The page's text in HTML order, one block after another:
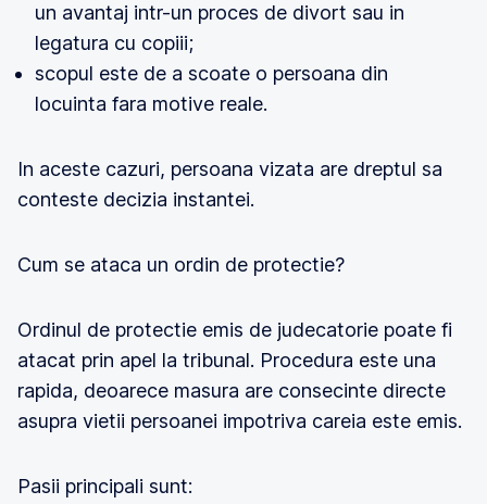
un avantaj intr-un proces de divort sau in
legatura cu copiii;
scopul este de a scoate o persoana din
locuinta fara motive reale.
In aceste cazuri, persoana vizata are dreptul sa
conteste decizia instantei.
Cum se ataca un ordin de protectie?
Ordinul de protectie emis de judecatorie poate fi
atacat prin apel la tribunal. Procedura este una
rapida, deoarece masura are consecinte directe
asupra vietii persoanei impotriva careia este emis.
Pasii principali sunt: